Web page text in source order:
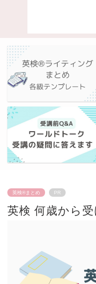
英検®︎まとめ PR
英検 何歳から